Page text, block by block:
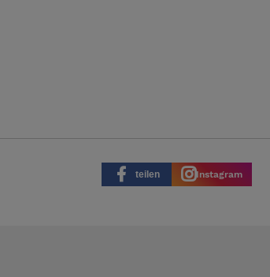
teilen Instagram